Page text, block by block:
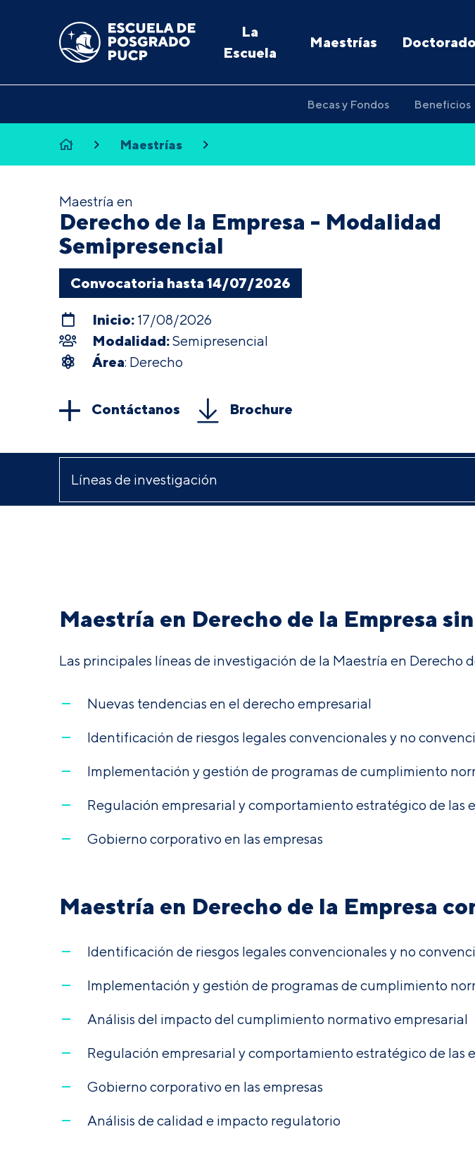
La
Escuela
Maestrías
Becas y Fondos Beneficios
Maestrías
Maestría en
Derecho de la Empresa - Modalidad
Semipresencial
Convocatoria hasta 14/07/2026
Inicio: 17/08/2026
Modalidad:Semipresencial
Área: Derecho
Contáctanos Brochure
Maestría en Derecho de la Empresa
Las principales líneas de investigación de la Maestría en Derecho
Nuevas tendencias en el derecho empresarial
Identificación de riesgos legales convencionales y no
Implementación y gestión de programas de cumplimiento
Regulación empresarial y comportamiento estratégico de las
Gobierno corporativo en las empresas
Maestría en Derecho de la Empresa
Identificación de riesgos legales convencionales y no
Implementación y gestión de programas de cumplimiento
Análisis del impacto del cumplimiento normativo empresarial
Regulación empresarial y comportamiento estratégico de las
Gobierno corporativo en las empresas
Análisis de calidad e impacto regulatorio